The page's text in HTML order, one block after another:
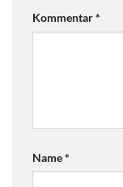
Kommentar*
Name*